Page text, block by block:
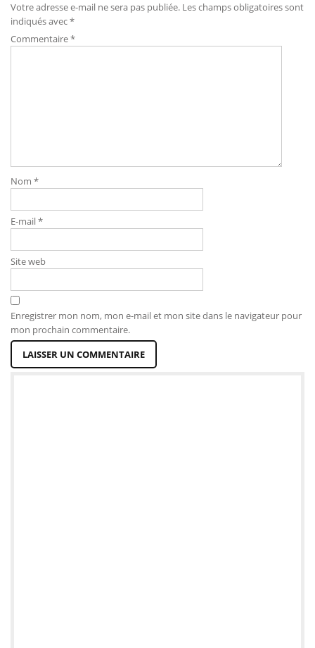
Votre adresse e-mail ne sera pas publiée. Les champs obligatoires sont
indiqués avec*
Commentaire*
Nom *
E-mail*
Site web
Enregistrer mon nom, mon e-mail et mon site dans le navigateur pour
mon prochain commentaire.